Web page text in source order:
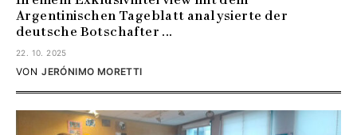
Argentinischen Tageblatt analysierte der
deutsche Botschafter ...
22. 10. 2025
JERÓNIMO MORETTI
VON